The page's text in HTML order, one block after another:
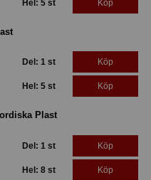
Hel: 5 st Köp
Del: 1 st Köp
Hel: 5 st Köp
Plast
Del: 1 st Köp
Hel: 8 st Köp